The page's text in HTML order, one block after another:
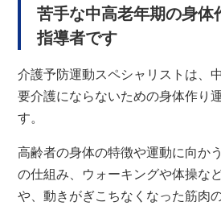
苦手な中高老年期の身体
指導者です
介護予防運動スペシャリストは、
要介護にならないための身体作り
す。
高齢者の身体の特徴や運動に向か
の仕組み、ウォーキングや体操な
や、動きがぎこちなくなった筋肉